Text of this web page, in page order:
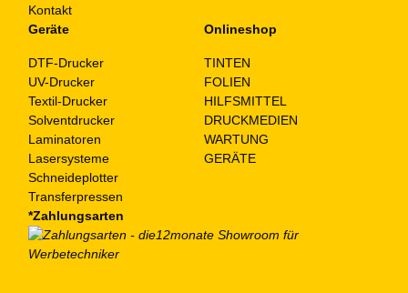
Kontakt
Geräte
DTF-Drucker
UV-Drucker
Textil-Drucker
Solventdrucker
Laminatoren
Lasersysteme
Schneideplotter
Transferpressen
Onlineshop
TINTEN
FOLIEN
HILFSMITTEL
DRUCKMEDIEN
WARTUNG
GERÄTE
*Zahlungsarten